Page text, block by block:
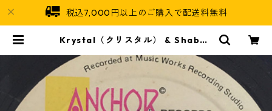
税込7,000円以上のご購入で配送料無料
Krystal（クリスタル） & Shabba
My Age【7'】 | Jamaican Soul